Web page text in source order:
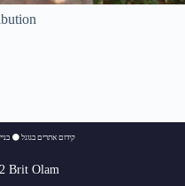
קידום אתרים בגוגל ⚫
Brit Olam